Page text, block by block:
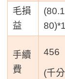
毛損
益
手續
費
456
(千